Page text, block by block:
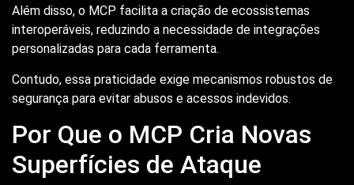
Além disso, o MCP facilita a criação de ecossistemas
interoperáveis, reduzindo a necessidade de integrações
personalizadas para cada ferramenta.
Contudo, essa praticidade exige mecanismos robustos de
segurança para evitar abusos e acessos indevidos.
Por Que o MCP Cria Novas
Superfícies de Ataque